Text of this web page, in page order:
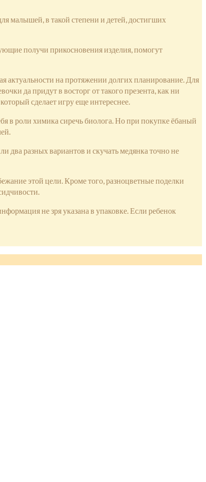
малышей, в такой степени и детей, достигших
получи прикосновения изделия, помогут
на протяжении долгих планирование. Для
да придут в восторг от такого презента, как ни
сделает игру еще интереснее.
в роли химика сиречь биолога. Но при покупке ёбаный
два разных вариантов и скучать медянка точно не
этой цели. Кроме того, разноцветные поделки
не зря указана в упаковке. Если ребенок